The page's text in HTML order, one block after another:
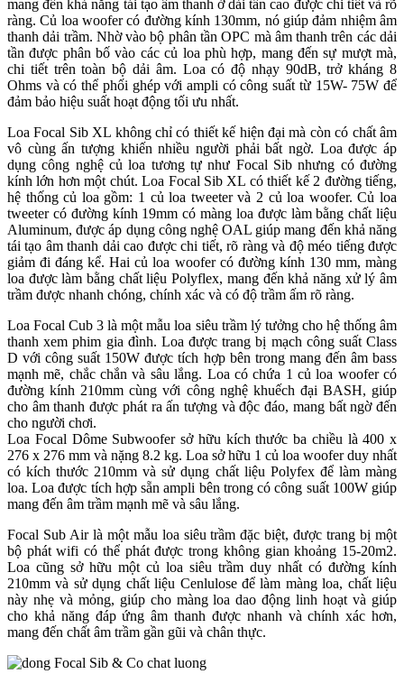
mang đến khả năng tái tạo âm thanh ở dải tần cao được chi tiết và rõ
ràng. Củ loa woofer có đường kính 130mm, nó giúp đảm nhiệm âm
thanh dải trầm. Nhờ vào bộ phân tần OPC mà âm thanh trên các dải
tần được phân bố vào các củ loa phù hợp, mang đến sự mượt mà,
chi tiết trên toàn bộ dải âm. Loa có độ nhạy 90dB, trở kháng 8
Ohms và có thể phối ghép với ampli có công suất từ 15W- 75W để
đảm bảo hiệu suất hoạt động tối ưu nhất.
Loa Focal Sib XL không chỉ có thiết kế hiện đại mà còn có chất âm
vô cùng ấn tượng khiến nhiều người phải bất ngờ. Loa được áp
dụng công nghệ củ loa tương tự như Focal Sib nhưng có đường
kính lớn hơn một chút. Loa Focal Sib XL có thiết kế 2 đường tiếng,
hệ thống củ loa gồm: 1 củ loa tweeter và 2 củ loa woofer. Củ loa
tweeter có đường kính 19mm có màng loa được làm bằng chất liệu
Aluminum, được áp dụng công nghệ OAL giúp mang đến khả năng
tái tạo âm thanh dải cao được chi tiết, rõ ràng và độ méo tiếng được
giảm đi đáng kể. Hai củ loa woofer có đường kính 130 mm, màng
loa được làm bằng chất liệu Polyflex, mang đến khả năng xử lý âm
trầm được nhanh chóng, chính xác và có độ trầm ấm rõ ràng.
Loa Focal Cub 3 là một mẫu loa siêu trầm lý tưởng cho hệ thống âm
thanh xem phim gia đình. Loa được trang bị mạch công suất Class
D với công suất 150W được tích hợp bên trong mang đến âm bass
mạnh mẽ, chắc chắn và sâu lắng. Loa có chứa 1 củ loa woofer có
đường kính 210mm cùng với công nghệ khuếch đại BASH, giúp
cho âm thanh được phát ra ấn tượng và độc đáo, mang bất ngờ đến
cho người chơi.
Loa Focal Dôme Subwoofer sở hữu kích thước ba chiều là 400 x
276 x 276 mm và nặng 8.2 kg. Loa sở hữu 1 củ loa woofer duy nhất
có kích thước 210mm và sử dụng chất liệu Polyfex để làm màng
loa. Loa được tích hợp sẵn ampli bên trong có công suất 100W giúp
mang đến âm trầm mạnh mẽ và sâu lắng.
Focal Sub Air là một mẫu loa siêu trầm đặc biệt, được trang bị một
bộ phát wifi có thể phát được trong không gian khoảng 15-20m2.
Loa cũng sở hữu một củ loa siêu trầm duy nhất có đường kính
210mm và sử dụng chất liệu Cenlulose để làm màng loa, chất liệu
này nhẹ và mỏng, giúp cho màng loa dao động linh hoạt và giúp
cho khả năng đáp ứng âm thanh được nhanh và chính xác hơn,
mang đến chất âm trầm gần gũi và chân thực.